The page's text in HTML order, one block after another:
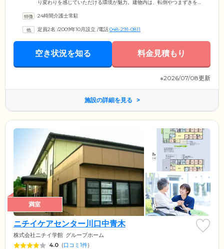
り変わりを感じていただける環境が魅力。建物内は、転倒やつまずきを
全室個室をご用意。共有スペースには畳のお部屋があるため、ホッと落
から介助可能なユニットバスを設置しました。ぜひゆったりと癒しの時
間をお過ごしください。当ホームでは、お一人おひとりの生活リズムを
たします。
24時間介護士常駐
定員2名 /2009年10月設立 /電話048-291-0811
空き状況を知る 料金見積もり
※2026/07/08更新
施設の詳細を見る
満室
ニチイケアセンター川口中青木
株式会社ニチイ学館 グループホーム
4.0 (口コミ1件)